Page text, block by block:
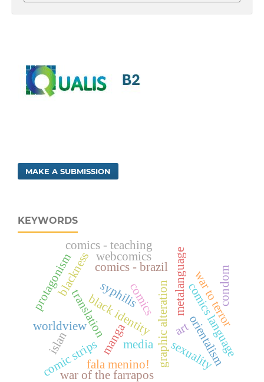
MAKE A SUBMISSION
KEYWORDS
art
comics
translation graphic alteration
blackness
black identity
manga
metalanguagecomics language
comics - brazil
worldview
protagonism
comic strips
war of the farrapos
orientalism
islan
war to terror
sexuality
syphilis condom
comics - teaching
fala menino!
webcomics
media